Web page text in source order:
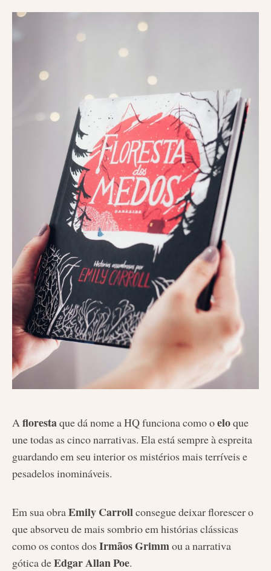
Aflorestaque dá nome a HQ funciona como oeloque
une todas as cinco narrativas. Ela está sempre à espreita
guardando em seu interior os mistérios mais terríveis e
pesadelos inomináveis.
Em sua obraEmily Carrollconsegue deixar florescer o
que absorveu de mais sombrio em histórias clássicas
como os contos dos Irmãos Grimmou a narrativa
gótica deEdgar Allan Poe.